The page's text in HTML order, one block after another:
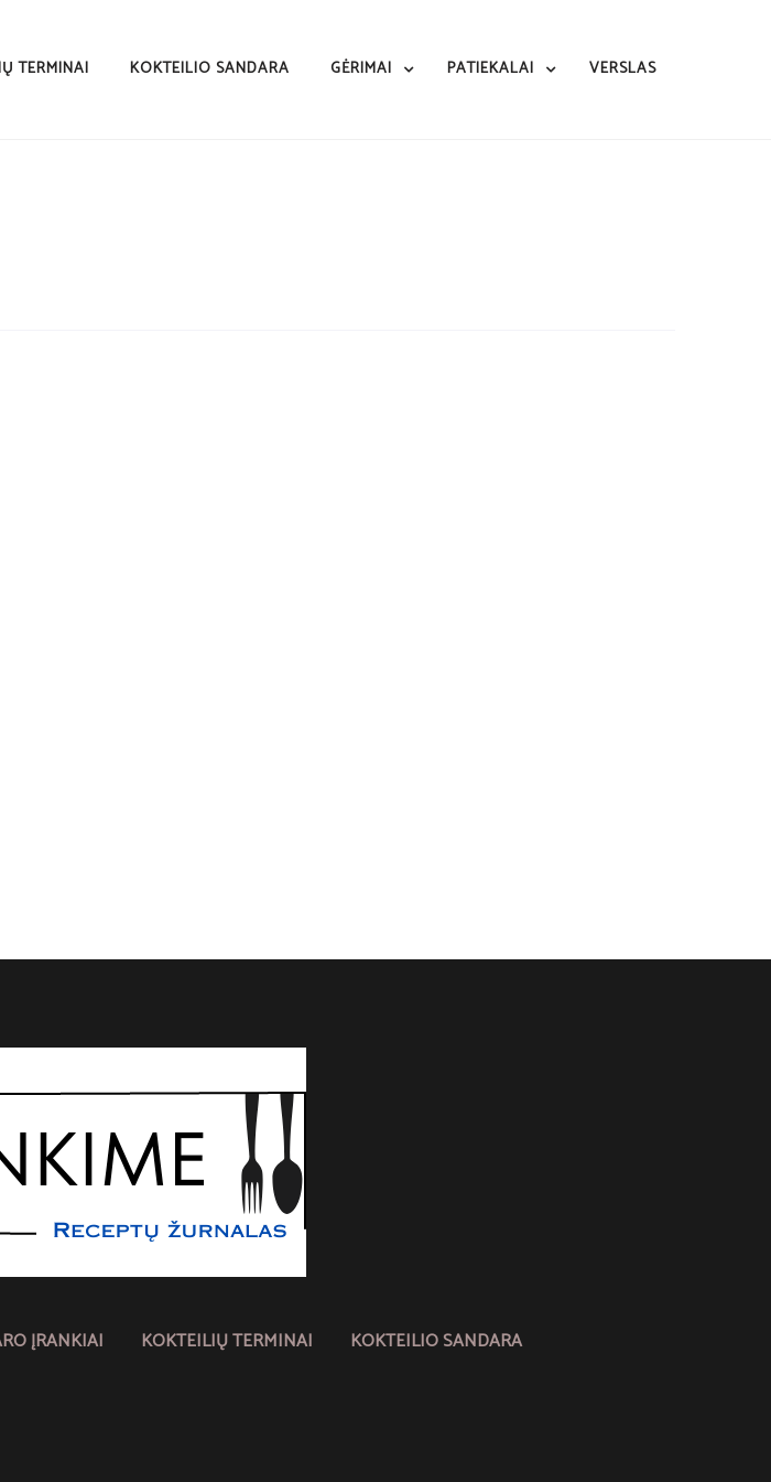
TERMINAI KOKTEILIO SANDARA GĖRIMAI PATIEKALAI VERSLAS
ĮRANKIAI KOKTEILIŲ TERMINAI KOKTEILIO SANDARA